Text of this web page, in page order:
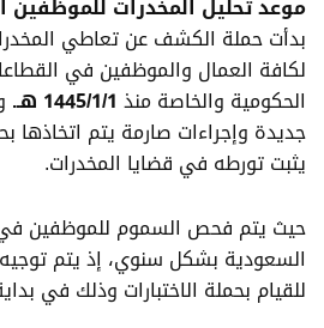
موعد تحليل المخدرات للموظفين
بدأت حملة الكشف عن تعاطي
لكافة العمال والموظفين في
الحكومية والخاصة منذ 1445/1/1 هـ.
جديدة وإجراءات صارمة يتم
يثبت تورطه في قضايا المخدرات.
حيث يتم فحص السموم للموظفين في
السعودية بشكل سنوي، إذ يتم توجيه
للقيام بحملة الاختبارات وذلك في